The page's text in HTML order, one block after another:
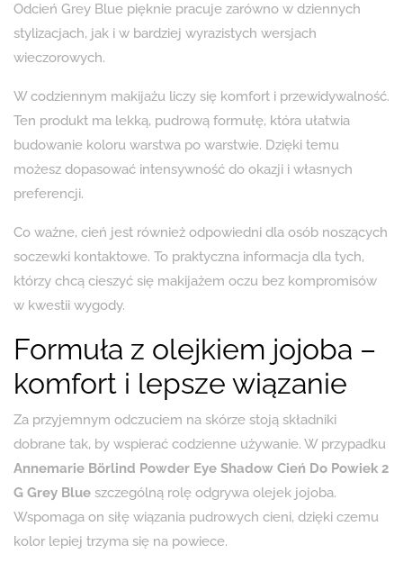
Odcień Grey Blue pięknie pracuje zarówno w dziennych
stylizacjach, jak i w bardziej wyrazistych wersjach
wieczorowych.
W codziennym makijażu liczy się komfort i przewidywalność.
Ten produkt ma lekką, pudrową formułę, która ułatwia
budowanie koloru warstwa po warstwie. Dzięki temu
możesz dopasować intensywność do okazji i własnych
preferencji.
Co ważne, cień jest również odpowiedni dla osób noszących
soczewki kontaktowe. To praktyczna informacja dla tych,
którzy chcą cieszyć się makijażem oczu bez kompromisów
w kwestii wygody.
Formuła z olejkiem jojoba –
komfort i lepsze wiązanie
Za przyjemnym odczuciem na skórze stoją składniki
dobrane tak, by wspierać codzienne używanie. W przypadku
Annemarie Börlind Powder Eye Shadow Cień Do Powiek 2
G Grey Blue szczególną rolę odgrywa olejek jojoba.
Wspomaga on siłę wiązania pudrowych cieni, dzięki czemu
kolor lepiej trzyma się na powiece.